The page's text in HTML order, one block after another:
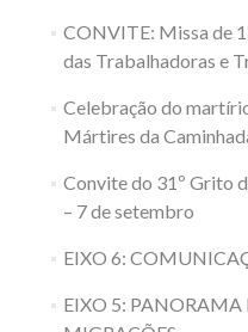
CONVITE: Missa de
das Trabalhadoras e
Celebração do
Mártires da
Convite do 31º Grito
– 7 de setembro
EIXO 6:
EIXO 5: